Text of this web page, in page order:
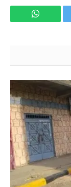
واتساب